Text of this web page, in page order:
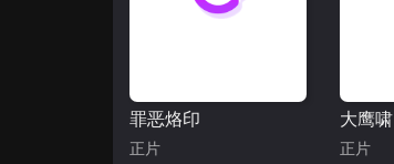
罪恶烙印
正片
大鹰啸
正片